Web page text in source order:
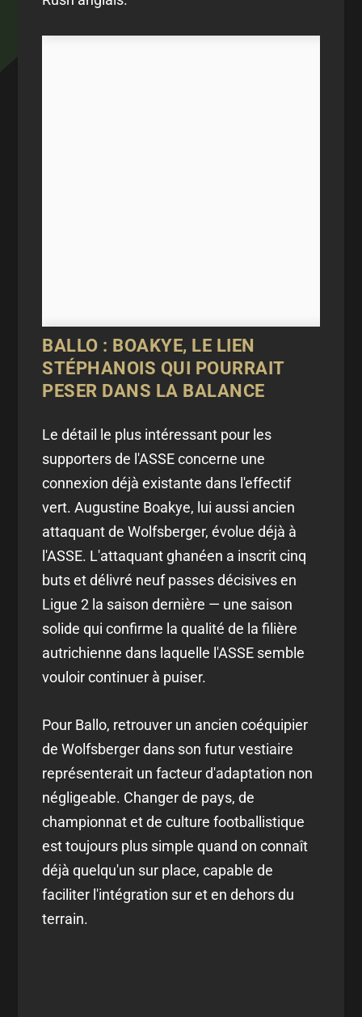
BALLO : BOAKYE, LE LIEN
STÉPHANOIS QUI POURRAIT
PESER DANS LA BALANCE
Le détail le plus intéressant pour les
supporters de l'ASSE concerne une
connexion déjà existante dans l'effectif
vert. Augustine Boakye, lui aussi ancien
attaquant de Wolfsberger, évolue déjà à
l'ASSE. L'attaquant ghanéen a inscrit cinq
buts et délivré neuf passes décisives en
Ligue 2 la saison dernière — une saison
solide qui confirme la qualité de la filière
autrichienne dans laquelle l'ASSE semble
vouloir continuer à puiser.
Pour Ballo, retrouver un ancien coéquipier
de Wolfsberger dans son futur vestiaire
représenterait un facteur d'adaptation non
négligeable. Changer de pays, de
championnat et de culture footballistique
est toujours plus simple quand on connaît
déjà quelqu'un sur place, capable de
faciliter l'intégration sur et en dehors du
terrain.